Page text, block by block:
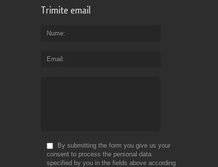
Trimite email
Nume
Email
By submitting the form you give us your
consent to process the personal data
specified by you in the fields above according